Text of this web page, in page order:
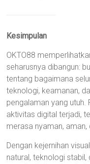
Kesimpulan
OKTO88
seharusnya dibangun:
tentang bagaimana
teknologi, keamanan,
pengalaman yang
aktivitas digital terjadi,
merasa nyaman, aman,
Dengan kejernihan
natural, teknologi stabil,